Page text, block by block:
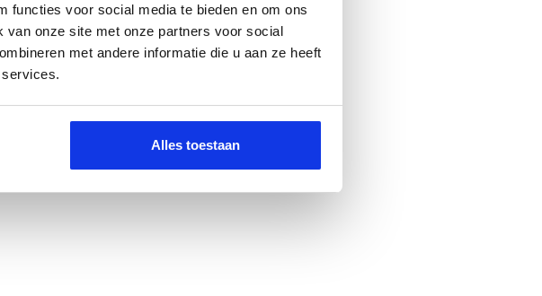
functies voor social media te bieden en om ons
onze site met onze partners voor social
met andere informatie die u aan ze heeft
Alles toestaan